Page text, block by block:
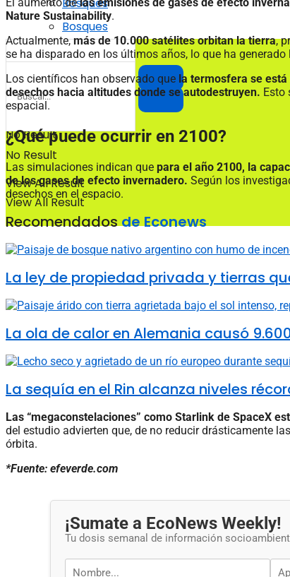
No Result
View All Result
Bosques
No Result
View All Result
Nature Sustainability.
Actualmente,más de 10.000 satélites orbitan la tierra,
se ha disparado en los últimos años, lo que ha
Los científicos han observado que la termosfera se
desechos hacia altitudes donde se autodestruyen. Esto
espacial.
¿Qué puede ocurrir en 2100?
Las simulaciones indican que para el año 2100, la
de los gases de efecto invernadero. Según los
desechos en el espacio.
Recomendadosde Econews
La ley de propiedad privada y tierras
La ola de calor en Alemania causó
La sequía en el Rin alcanza niveles
Las “megaconstelaciones” como Starlink de SpaceX
del estudio advierten que, de no reducir drásticamente
órbita.
*Fuente: efeverde.com
¡Sumate a EcoNews Weekly!
Tu dosis semanal de información